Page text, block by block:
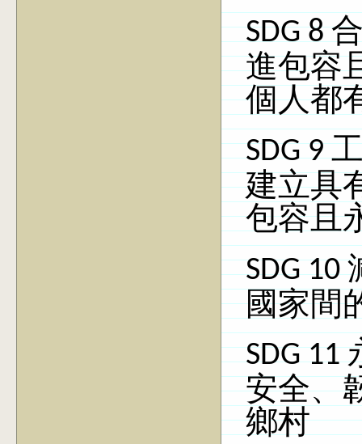
SDG 8
進包容
個人都
SDG 9
建立具
包容且
SDG 10
國家間
SDG 11
安全、
鄉村